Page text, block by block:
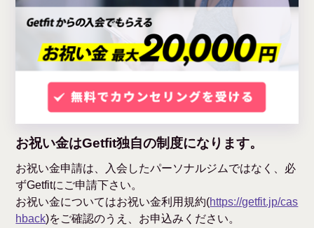
お祝い金はGetfit独自の制度になります。
お祝い金申請は、入会したパーソナルジムではなく、必
ずGetfitにご申請下さい。
お祝い金についてはお祝い金利用規約(https://getfit.jp/cas
hback)をご確認のうえ、お申込みください。